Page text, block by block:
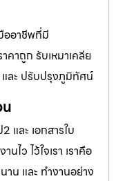
ออาชีพที่มี
าถูก รับเหมาเคลีย
ละ ปรับปรุงภูมิทัศน์
และ เอกสารใบ
ไว ไว้ใจเรา เราคือ
น และ ทำงานอย่าง